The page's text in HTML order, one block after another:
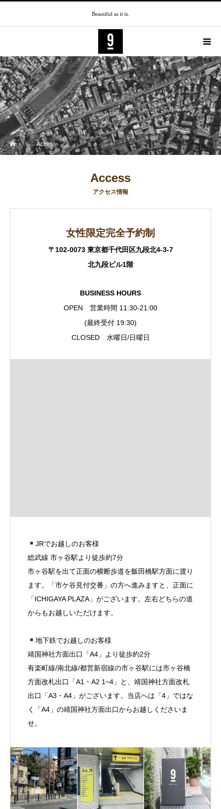
Beautiful as it is.
Access
Access
アクセス情報
女性限定完全予約制
〒102-0073 東京都千代田区九段北4-3-7
北九段ビル1階
BUSINESS HOURS
OPEN 営業時間 11:30-21:00
(最終受付 19:30)
CLOSED 水曜日/日曜日
JRでお越しのお客様
総武線 市ヶ谷駅より徒歩約7分
市ヶ谷駅を出て正面の横断歩道を飯田橋駅方面に渡り
ます。「市ケ谷見付交番」の方へ進みますと、正面に
「ICHIGAYA PLAZA」がございます。左右どちらの道
からもお越しいただけます。
地下鉄でお越しのお客様
靖国神社方面出口「A4」より徒歩約2分
有楽町線/南北線/都営新宿線の市ヶ谷駅には市ヶ谷橋
方面改札出口「A1・A2 1~4」と、靖国神社方面改札
出口「A3・A4」がございます。当店へは「4」ではな
く「A4」の靖国神社方面出口からお越しくださいま
せ。